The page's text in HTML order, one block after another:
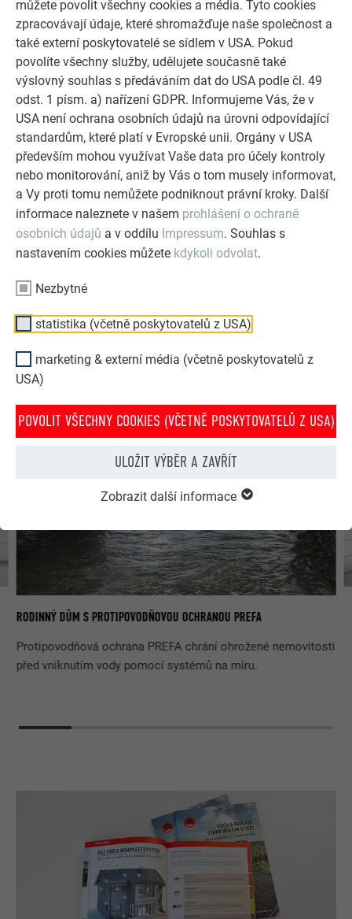
můžete povolit všechny cookies a média. Tyto cookies
zpracovávají údaje, které shromažďuje naše společnost a
také externí poskytovatelé se sídlem v USA. Pokud
povolíte všechny služby, udělujete současně také
výslovný souhlas s předáváním dat do USA podle čl. 49
odst. 1 písm. a) nařízení GDPR. Informujeme Vás, že v
USA není ochrana osobních údajů na úrovni odpovídající
standardům, které platí v Evropské unii. Orgány v USA
především mohou využívat Vaše data pro účely kontroly
nebo monitorování, aniž by Vás o tom musely informovat,
a Vy proti tomu nemůžete podniknout právní kroky. Další
informace naleznete v našem prohlášení o ochraně
osobních údajů a v oddílu Impressum. Souhlas s
nastavením cookies můžete kdykoli odvolat.
Nezbytné
statistika (včetně poskytovatelů z USA)
marketing & externí média (včetně poskytovatelů z
USA)
POVOLIT VŠECHNY COOKIES (VČETNĚ POSKYTOVATELŮ Z USA)
ULOŽIT VÝBĚR A ZAVŘÍT
Zobrazit další informace
DESIGN NA MÍRU
Kompletní protipovodňový systém PREFA je přizpůsoben
vašim požadavkům a v případě potřeby jej lze rozšířit na
výšku i na délku. Jednotlivé komponenty lze také barevně
sladit s vaší fasádou.
Výhody protipovodňové ochrany jsou zřejmé.
Nechte se inspirovat společností PREFA!
MONTÁŽNÍ FIRMA VE VAŠEM OKOLÍ
INSPIRUJTE SE JIŽ REALIZOVANÝMI PROJEKTY
PREFA
RODINNÝ DŮM S PROTIPOVODŇOVOU OCHRANOU PREFA
Protipovodňová ochrana PREFA chrání ohrožené nemovitosti
před vniknutím vody pomocí systémů na míru.